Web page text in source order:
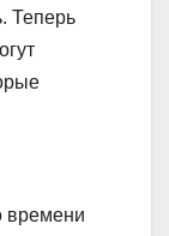
Теперь
времени